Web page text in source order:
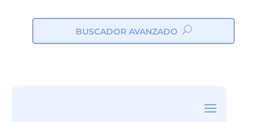
BUSCADOR AVANZADO